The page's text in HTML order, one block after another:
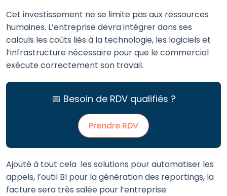
Cet investissement ne se limite pas aux ressources
humaines. L’entreprise devra intégrer dans ses
calculs les coûts liés à la technologie, les logiciels et
l’infrastructure nécessaire pour que le commercial
exécute correctement son travail.
📅 Besoin de RDV qualifiés ?
Prendre RDV
Ajouté à tout cela les solutions pour automatiser les
appels, l’outil BI pour la génération des reportings, la
facture sera très salée pour l’entreprise.